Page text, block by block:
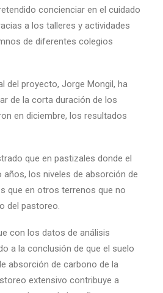
concienciar en el cuidado
a los talleres y actividades
de diferentes colegios
del proyecto, Jorge Mongil, ha
de la corta duración de los
en diciembre, los resultados
que en pastizales donde el
años, los niveles de absorción de
que en otros terrenos que no
del pastoreo.
con los datos de análisis
a la conclusión de que el suelo
absorción de carbono de la
extensivo contribuye a